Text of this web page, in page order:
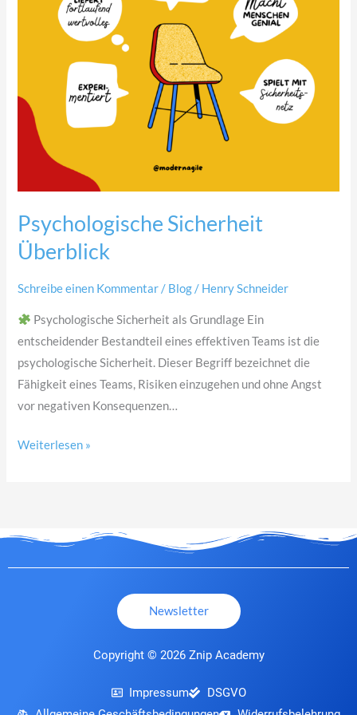
Psychologische Sicherheit
Überblick
Schreibe einen Kommentar / Blog/ Henry Schneider
Psychologische Sicherheit als Grundlage Ein
entscheidender Bestandteil eines effektiven Teams ist die
psychologische Sicherheit. Dieser Begriff bezeichnet die
Fähigkeit eines Teams, Risiken einzugehen und ohne Angst
vor negativen Konsequenzen…
Weiterlesen »
Newsletter
Copyright © 2026 Znip Academy
Impressum
DSGVO